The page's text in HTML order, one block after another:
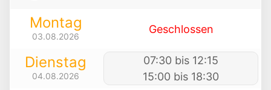
Montag
03.08.2026
Geschlossen
Dienstag
04.08.2026
07:30 bis 12:15
15:00 bis 18:30